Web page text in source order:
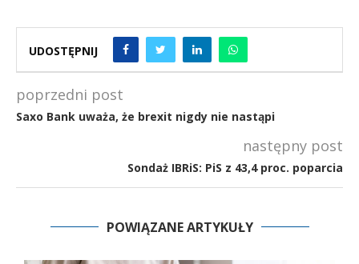
UDOSTĘPNIJ
poprzedni post
Saxo Bank uważa, że brexit nigdy nie nastąpi
następny post
Sondaż IBRiS: PiS z 43,4 proc. poparcia
POWIĄZANE ARTYKUŁY